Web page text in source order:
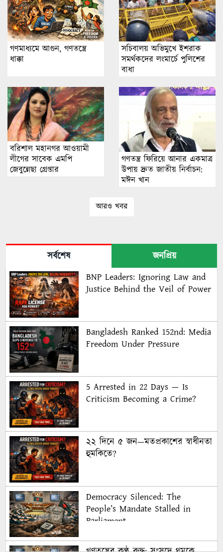
গণমাধ্যমে আগুন, গণতন্ত্রে
ধাক্কা
সচিবালয় অভিমুখে ইশরাক
সমর্থকদের লংমার্চে পুলিশের
বাধা
বরিশাল মহানগর আওয়ামী
লীগের সাবেক এমপি
জেবুন্নেছা গ্রেপ্তার
গণতন্ত্র ফিরিয়ে আনার একমাত্র
উপায় দ্রুত জাতীয় নির্বাচন:
মঈন খান
আরও খবর
সর্বশেষ
জনপ্রিয়
BNP Leaders: Ignoring Law and
Justice Behind the Veil of Power
Bangladesh Ranked 152nd: Media
Freedom Under Pressure
5 Arrested in 22 Days — Is
Criticism Becoming a Crime?
২২ দিনে ৫ জন—মতপ্রকাশের স্বাধীনতা
হুমকিতে?
Democracy Silenced: The
People’s Mandate Stalled in
Parliament